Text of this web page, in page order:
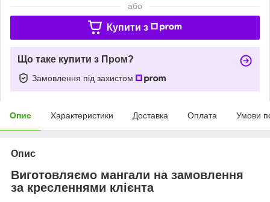
або
Купити з
Що таке купити з Пром?
Замовлення під захистом
Опис Характеристики Доставка Оплата Умови
Опис
Виготовляємо мангали на замовлення
за кресленнями клієнта